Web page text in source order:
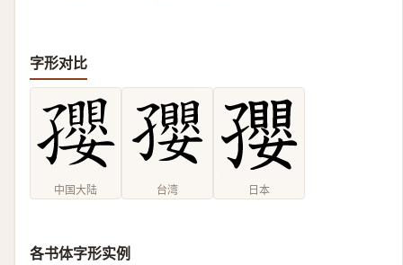
字形对比
中国大陆 台湾 日本
各书体字形实例